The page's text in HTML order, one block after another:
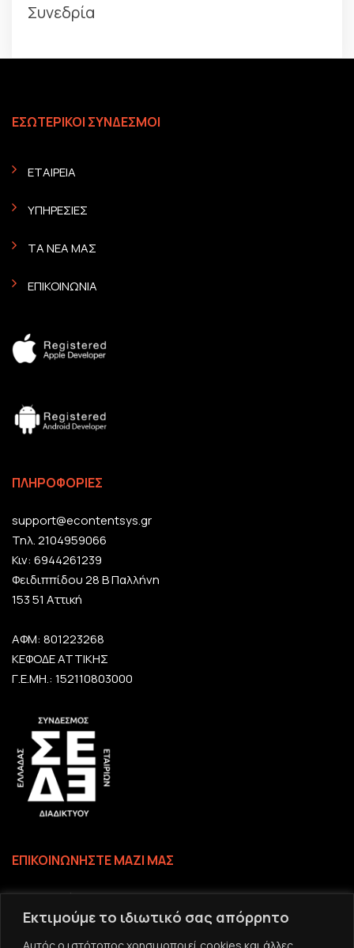
Εκτιμούμε το ιδιωτικό σας απόρρητο
Αυτός ο ιστότοπος χρησιμοποιεί cookies και άλλες
Συνεδρία
ΕΣΩΤΕΡΙΚΟΙ ΣΥΝΔΕΣΜΟΙ
ΕΤΑΙΡΕΙΑ
ΥΠΗΡΕΣΙΕΣ
ΤΑ ΝΕΑ ΜΑΣ
ΕΠΙΚΟΙΝΩΝΙΑ
ΠΛΗΡΟΦΟΡΙΕΣ
support@econtentsys.gr
Τηλ. 2104959066
Κιν: 6944261239
Φειδιππίδου 28 Β Παλλήνη
153 51 Αττική
ΑΦΜ: 801223268
ΚΕΦΟΔΕ ΑΤΤΙΚΗΣ
Γ.Ε.ΜΗ.: 152110803000
ΕΠΙΚΟΙΝΩΝΗΣΤΕ ΜΑΖΙ ΜΑΣ
Επικοινωνία
Το email σας